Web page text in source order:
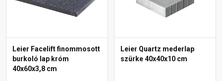
Leier Facelift finommosott
burkoló lap króm
40x60x3,8 cm
Leier Quartz mederlap
szürke 40x40x10 cm